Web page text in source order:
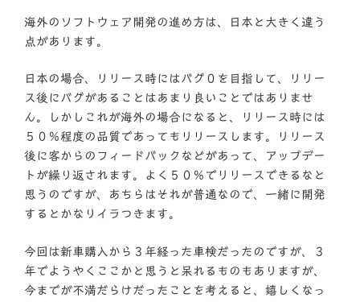
海外のソフトウェア開発の進め方は、日本と大きく違う
点があります。
日本の場合、リリース時にはバグ０を目指して、リリー
ス後にバグがあることはあまり良いことではありませ
ん。しかしこれが海外の場合になると、リリース時には
５０％程度の品質であってもリリースします。リリース
後に客からのフィードバックなどがあって、アップデー
トが繰り返されます。よく５０％でリリースできるなと
思うのですが、あちらはそれが普通なので、一緒に開発
するとかなりイラつきます。
今回は新車購入から３年経った車検だったのですが、３
年でようやくここかと思うと呆れるものもありますが、
今までが不満だらけだったことを考えると、嬉しくなっ